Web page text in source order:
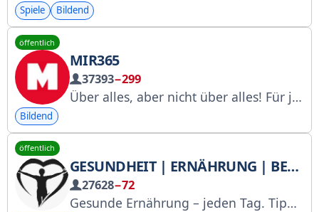
Spiele Bildend
öffentlich
MIR365
37393−299
Über alles, aber nicht über alles! Für jeden, aber nicht für jeden! https://bastyon.com/mir1001?ref=P9WLoomRzXykRuF6GsrVhJqYXwRoY9XNjX
Bildend
öffentlich
GESUNDHEIT | ERNÄHRUNG | BEWEGUNG
27628−72
Gesunde Ernährung – jeden Tag. Tipps, Rezepte, Übungen. Registriert bei Roskomnadzor: https://www.gosuslugi.ru/snet/67a5d0d0dc130259d5b862f3. Werbeanfragen an: @whitefox_ads